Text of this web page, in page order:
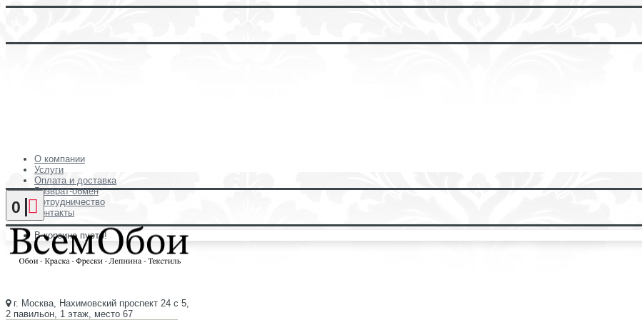
О компании
Услуги
Оплата и доставка
Возврат-обмен
Сотрудничество
Контакты
0
В корзине пусто!
г. Москва, Нахимовский проспект 24 с 5,
2 павильон, 1 этаж, место 67